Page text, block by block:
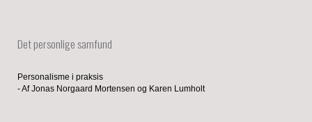
Det personlige samfund
Personalisme i praksis
- Af Jonas Norgaard Mortensen og Karen Lumholt